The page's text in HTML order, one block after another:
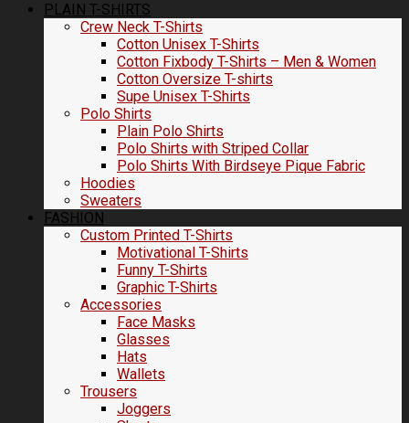
PLAIN T-SHIRTS
Crew Neck T-Shirts
Cotton Unisex T-Shirts
Cotton Fixbody T-Shirts – Men & Women
Cotton Oversize T-shirts
Supe Unisex T-Shirts
Polo Shirts
Plain Polo Shirts
Polo Shirts with Striped Collar
Polo Shirts With Birdseye Pique Fabric
Hoodies
Sweaters
FASHION
Custom Printed T-Shirts
Motivational T-Shirts
Funny T-Shirts
Graphic T-Shirts
Accessories
Face Masks
Glasses
Hats
Wallets
Trousers
Joggers